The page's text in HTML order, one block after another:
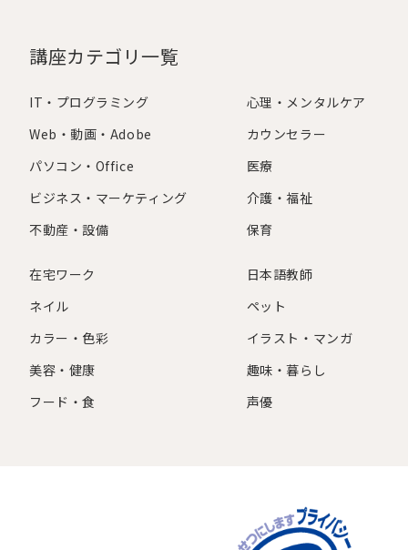
講座カテゴリ一覧
IT・プログラミング
Web・動画・Adobe
パソコン・Office
ビジネス・マーケティング
不動産・設備
在宅ワーク
ネイル
カラー・色彩
美容・健康
フード・食
心理・メンタルケア
カウンセラー
医療
介護・福祉
保育
日本語教師
ペット
イラスト・マンガ
趣味・暮らし
声優